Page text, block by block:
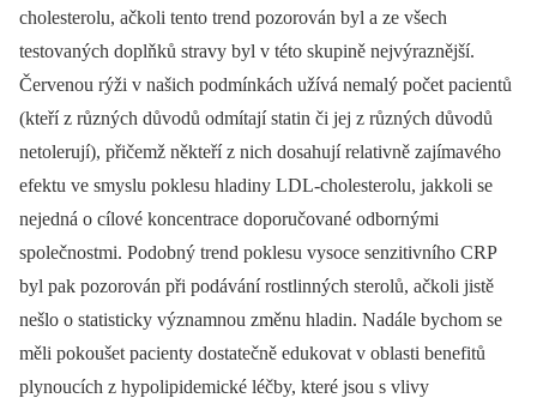
cholesterolu, ačkoli tento trend pozorován byl a ze všech
testovaných doplňků stravy byl v této skupině nejvýraznější.
Červenou rýži v našich podmínkách užívá nemalý počet pacientů
(kteří z různých důvodů odmítají statin či jej z různých důvodů
netolerují), přičemž někteří z nich dosahují relativně zajímavého
efektu ve smyslu poklesu hladiny LDL-cholesterolu, jakkoli se
nejedná o cílové koncentrace doporučované odbornými
společnostmi. Podobný trend poklesu vysoce senzitivního CRP
byl pak pozorován při podávání rostlinných sterolů, ačkoli jistě
nešlo o statisticky významnou změnu hladin. Nadále bychom se
měli pokoušet pacienty dostatečně edukovat v oblasti benefitů
plynoucích z hypolipidemické léčby, které jsou s vlivy